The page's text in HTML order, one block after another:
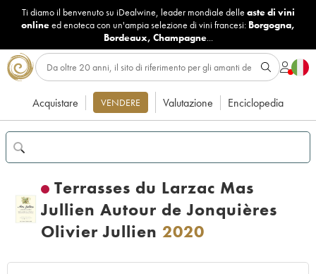
Ti diamo il benvenuto su iDealwine, leader mondiale delle aste di vini
onlineed enoteca con un'ampia selezione di vini francesi: Borgogna,
Bordeaux, Champagne...
Acquistare VENDERE Valutazione Enciclopedia
Terrasses du Larzac Mas
Jullien Autour de Jonquières
Olivier Jullien 2020